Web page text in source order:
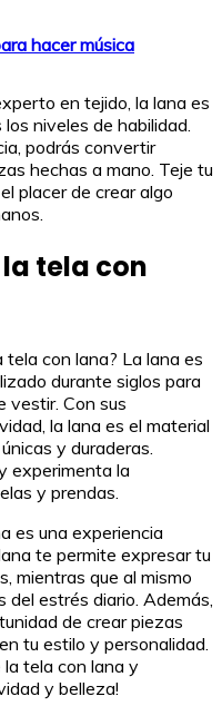
hacer música
en tejido, la lana es
niveles de habilidad.
podrás convertir
hechas a mano. Teje tu
placer de crear algo
tela con
con lana? La lana es
durante siglos para
vestir. Con sus
la lana es el material
y duraderas.
experimenta la
y prendas.
es una experiencia
te permite expresar tu
mientras que al mismo
estrés diario. Además,
de crear piezas
tu estilo y personalidad.
la tela con lana y
y belleza!